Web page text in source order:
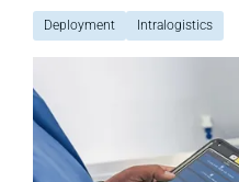
Deployment Intralogistics